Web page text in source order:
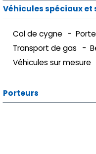
Véhicules spéciaux et
Col de cygne
Transport de gas
Véhicules sur mesure
Porteurs